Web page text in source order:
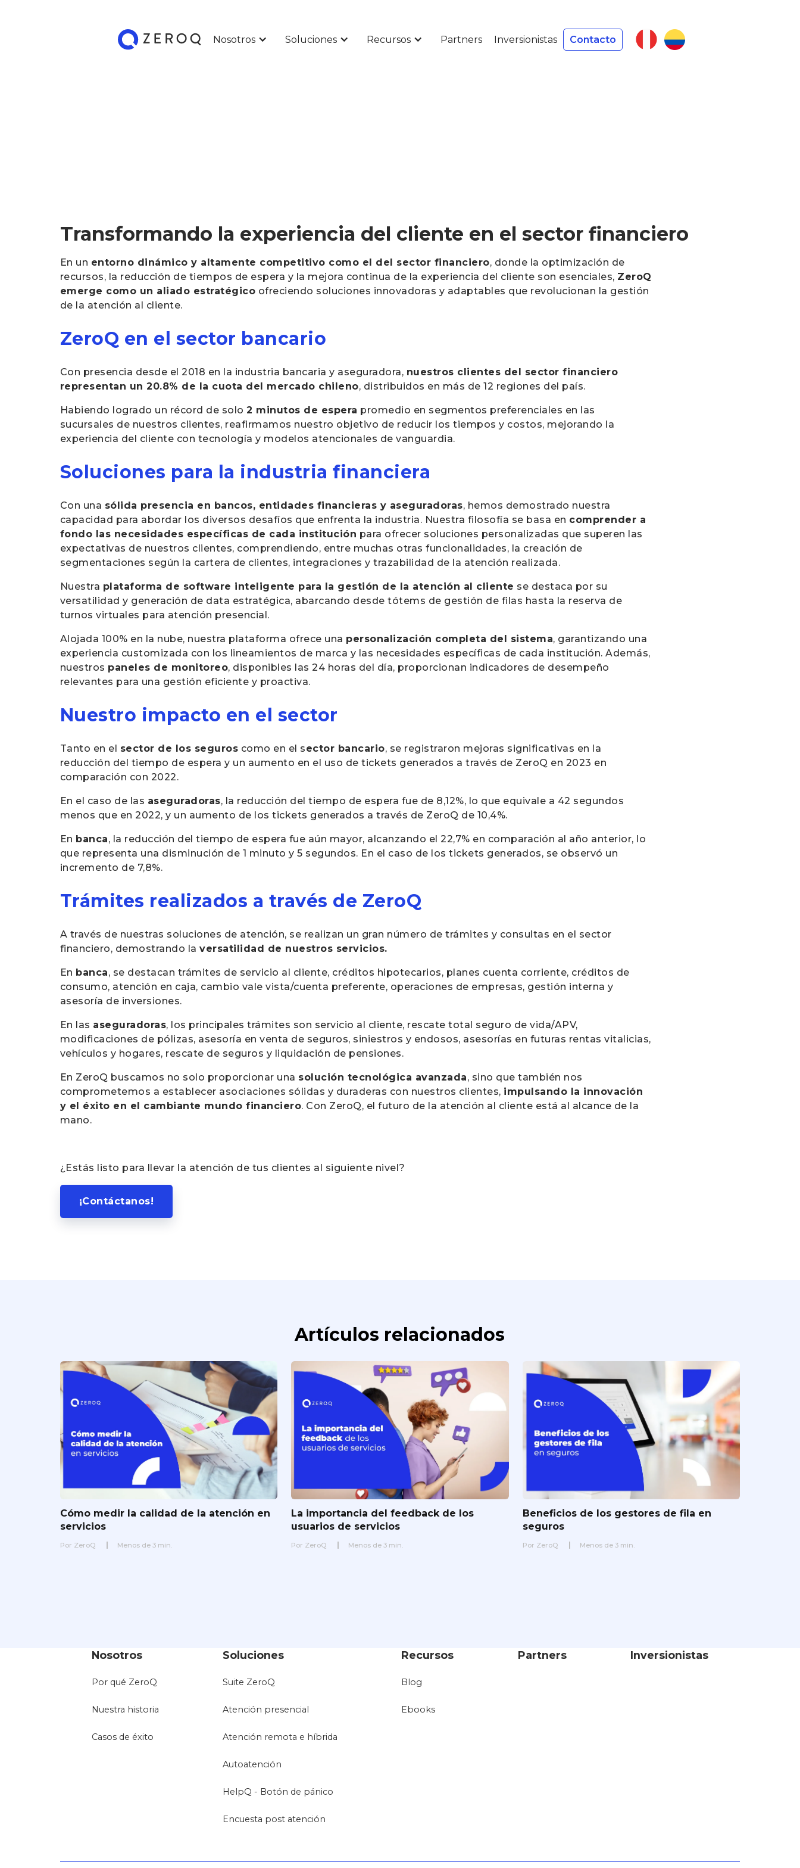
Nosotros Soluciones Recursos Partners Inversionistas Contacto
Transformando la experiencia del cliente en el sector financiero
En un entorno dinámico y altamente competitivo como el del sector financiero, donde la optimización de
recursos, la reducción de tiempos de espera y la mejora continua de la experiencia del cliente son esenciales, ZeroQ
emerge como un aliado estratégico ofreciendo soluciones innovadoras y adaptables que revolucionan la gestión
de la atención al cliente.
ZeroQ en el sector bancario
Con presencia desde el 2018 en la industria bancaria y aseguradora, nuestros clientes del sector financiero
representan un 20.8% de la cuota del mercado chileno, distribuidos en más de 12 regiones del país.
Habiendo logrado un récord de solo2 minutos de espera promedio en segmentos preferenciales en las
sucursales de nuestros clientes, reafirmamos nuestro objetivo de reducir los tiempos y costos, mejorando la
experiencia del cliente con tecnología y modelos atencionales de vanguardia.
Soluciones para la industria financiera
Con una sólida presencia en bancos, entidades financieras y aseguradoras, hemos demostrado nuestra
capacidad para abordar los diversos desafíos que enfrenta la industria. Nuestra filosofía se basa en comprender a
fondo las necesidades específicas de cada institución para ofrecer soluciones personalizadas que superen las
expectativas de nuestros clientes, comprendiendo, entre muchas otras funcionalidades, la creación de
segmentaciones según la cartera de clientes, integraciones y trazabilidad de la atención realizada.
Nuestra plataforma de software inteligente para la gestión de la atención al cliente se destaca por su
versatilidad y generación de data estratégica, abarcando desde tótems de gestión de filas hasta la reserva de
turnos virtuales para atención presencial.
Alojada 100% en la nube, nuestra plataforma ofrece una personalización completa del sistema, garantizando una
experiencia customizada con los lineamientos de marca y las necesidades específicas de cada institución. Además,
nuestros paneles de monitoreo, disponibles las 24 horas del día, proporcionan indicadores de desempeño
relevantes para una gestión eficiente y proactiva.
Nuestro impacto en el sector
Tanto en el sector de los seguros como en el sector bancario, se registraron mejoras significativas en la
reducción del tiempo de espera y un aumento en el uso de tickets generados a través de ZeroQ en 2023 en
comparación con 2022.
En el caso de las aseguradoras, la reducción del tiempo de espera fue de 8,12%, lo que equivale a 42 segundos
menos que en 2022, y un aumento de los tickets generados a través de ZeroQ de 10,4%.
En banca, la reducción del tiempo de espera fue aún mayor, alcanzando el 22,7% en comparación al año anterior, lo
que representa una disminución de 1 minuto y 5 segundos. En el caso de los tickets generados, se observó un
incremento de 7,8%.
Trámites realizados a través de ZeroQ
A través de nuestras soluciones de atención, se realizan un gran número de trámites y consultas en el sector
financiero, demostrando laversatilidad de nuestros servicios.
En banca, se destacan trámites de servicio al cliente, créditos hipotecarios, planes cuenta corriente, créditos de
consumo, atención en caja, cambio vale vista/cuenta preferente, operaciones de empresas, gestión interna y
asesoría de inversiones.
En las aseguradoras, los principales trámites son servicio al cliente, rescate total seguro de vida/APV,
modificaciones de pólizas, asesoría en venta de seguros, siniestros y endosos, asesorías en futuras rentas vitalicias,
vehículos y hogares, rescate de seguros y liquidación de pensiones.
En ZeroQ buscamos no solo proporcionar una solución tecnológica avanzada, sino que también nos
comprometemos a establecer asociaciones sólidas y duraderas con nuestros clientes, impulsando la innovación
y el éxito en el cambiante mundo financiero. Con ZeroQ, el futuro de la atención al cliente está al alcance de la
mano.
¿Estás listo para llevar la atención de tus clientes al siguiente nivel?
¡Contáctanos!
Artículos relacionados
Cómo medir la calidad de la atención en
servicios
Por ZeroQ Menos de 3 min.
La importancia del feedback de los
usuarios de servicios
Por ZeroQ Menos de 3 min.
Beneficios de los gestores de fila en
seguros
Por ZeroQ Menos de 3 min.
Nosotros
Por qué ZeroQ
Nuestra historia
Casos de éxito
Soluciones
Suite ZeroQ
Atención presencial
Atención remota e híbrida
Autoatención
HelpQ - Botón de pánico
Encuesta post atención
Recursos
Blog
Ebooks
Partners Inversionistas